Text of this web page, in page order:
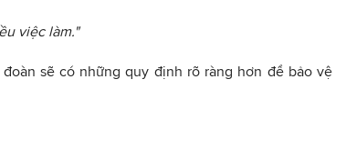
việc làm."
sẽ có những quy định rõ ràng hơn để bảo vệ